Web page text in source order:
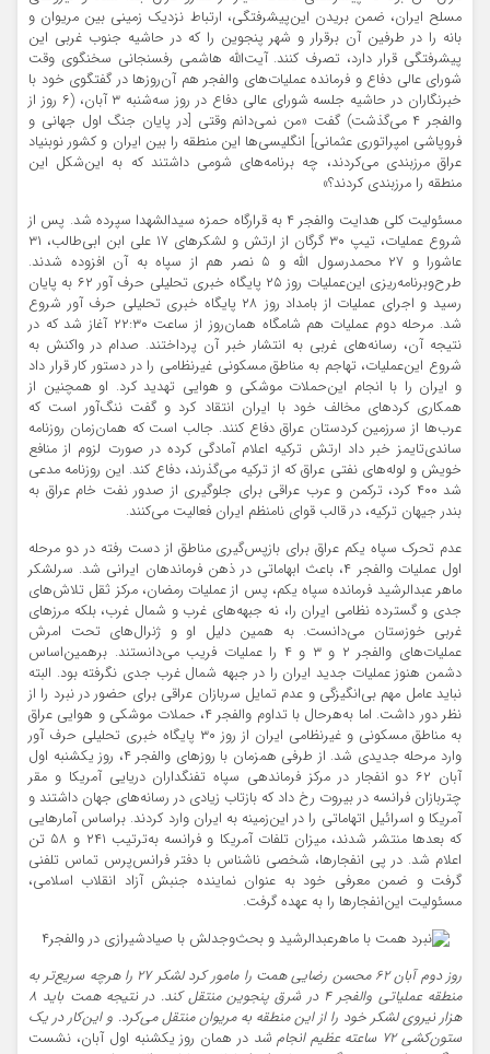
مسلح ایران، ضمن بریدن این‌پیشرفتگی، ارتباط نزدیک زمینی بین مریوان و
بانه را در طرفین آن برقرار و شهر پنجوین را که در حاشیه جنوب غربی این
پیشرفتگی قرار دارد، تصرف کنند. آیت‌الله هاشمی رفسنجانی سخنگوی وقت
شورای عالی دفاع و فرمانده عملیات‌های والفجر هم آن‌روزها در گفتگوی خود با
خبرنگاران در حاشیه جلسه شورای عالی دفاع در روز سه‌شنبه ۳ آبان، (۶ روز از
والفجر ۴ می‌گذشت) گفت «من نمی‌دانم وقتی [در پایان جنگ اول جهانی و
فروپاشی امپراتوری عثمانی] انگلیسی‌ها این منطقه را بین ایران و کشور نوبنیاد
عراق مرزبندی می‌کردند، چه برنامه‌های شومی داشتند که به این‌شکل این
منطقه را مرزبندی کردند؟»
مسئولیت کلی هدایت والفجر ۴ به قرارگاه حمزه سیدالشهدا سپرده شد. پس از
شروع عملیات، تیپ ۳۰ گرگان از ارتش و لشکرهای ۱۷ علی
ابن
ابی‌طالب، ۳۱
عاشورا و ۲۷ محمدرسول الله و ۵ نصر هم از سپاه به آن افزوده شدند.
طرح‌وبرنامه‌ریزی
این‌عملیات روز ۲۵ پايگاه خبري تحليلي حرف آور ۶۲ به پایان
رسید و اجرای عملیات از بامداد روز ۲۸ پايگاه خبري تحليلي حرف آور شروع
شد. مرحله دوم عملیات هم شامگاه همان‌روز از ساعت ۲۲:۳۰ آغاز شد که در
نتیجه آن، رسانه‌های غربی به انتشار خبر آن پرداختند. صدام در واکنش به
شروع این‌عملیات، تهاجم به مناطق مسکونی غیرنظامی را در دستور کار قرار داد
و ایران را با انجام این‌حملات موشکی و هوایی تهدید کرد. او همچنین از
همکاری کردهای مخالف خود با ایران انتقاد کرد و گفت ننگ‌آور است که
عرب‌ها از سرزمین کردستان عراق دفاع کنند. جالب است که همان‌زمان روزنامه
ساندی‌تایمز خبر داد ارتش ترکیه اعلام آمادگی کرده در صورت لزوم از منافع
خویش و لوله‌های نفتی عراق که از ترکیه می‌گذرند، دفاع کند. این روزنامه مدعی
شد ۴۰۰ کرد، ترکمن و عرب عراقی برای جلوگیری از صدور نفت خام عراق به
بندر جیهان ترکیه، در قالب قوای نامنظم ایران فعالیت می‌کنند.
عدم تحرک سپاه یکم عراق برای بازپس‌گیری مناطق از دست رفته در دو مرحله
اول عملیات والفجر ۴، باعث ابهاماتی در ذهن فرماندهان ایرانی شد. سرلشکر
ماهر عبدالرشید فرمانده سپاه یکم، پس از عملیات رمضان، مرکز ثقل تلاش‌های
جدی و گسترده نظامی ایران را، نه جبهه‌های غرب و شمال غرب، بلکه مرزهای
غربی خوزستان می‌دانست. به همین دلیل او و ژنرال‌های تحت امرش
عملیات‌های والفجر ۲ و ۳ و ۴ را عملیات فریب می‌دانستند.
برهمین‌اساس
دشمن هنوز عملیات جدید ایران را در جبهه شمال غرب جدی نگرفته بود. البته
نباید عامل مهم بی‌انگیزگی و عدم تمایل سربازان عراقی برای حضور در نبرد را از
نظر دور داشت. اما به‌هرحال با تداوم والفجر ۴، حملات موشکی و هوایی عراق
به مناطق مسکونی و غیرنظامی ایران از روز ۳۰ پايگاه خبري تحليلي حرف آور
وارد مرحله جدیدی شد. از طرفی همزمان با روزهای والفجر ۴، روز یکشنبه اول
آبان ۶۲ دو انفجار در مرکز فرماندهی سپاه تفنگداران دریایی آمریکا و مقر
چتربازان فرانسه در بیروت رخ داد که بازتاب زیادی در رسانه‌های جهان داشتند و
آمریکا و اسرائیل اتهاماتی را در این‌زمینه به ایران وارد کردند. براساس آمارهایی
که بعدها منتشر شدند، میزان تلفات آمریکا و فرانسه به‌ترتیب ۲۴۱ و ۵۸ تن
اعلام شد. در پی انفجارها، شخصی ناشناس با دفتر فرانس‌پرس تماس تلفنی
گرفت و ضمن معرفی خود به عنوان نماینده جنبش آزاد انقلاب اسلامی،
مسئولیت این‌انفجارها را به عهده گرفت.
روز دوم آبان ۶۲ محسن رضایی همت را مامور کرد لشکر ۲۷ را هرچه سریع‌تر به
منطقه عملیاتی والفجر ۴ در شرق پنجوین منتقل کند. در نتیجه همت باید ۸
هزار نیروی لشکر خود را از این منطقه به مریوان منتقل می‌کرد. و این‌کار در یک
ستون‌کشی ۷۲ ساعته عظیم انجام شد
در همان روز یکشنبه اول آبان، نشست